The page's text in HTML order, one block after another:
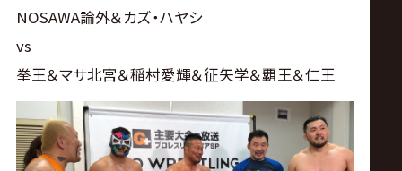
NOSAWA論外＆カズ・ハヤシ
vs
拳王＆マサ北宮＆稲村愛輝＆征矢学＆覇王＆仁王